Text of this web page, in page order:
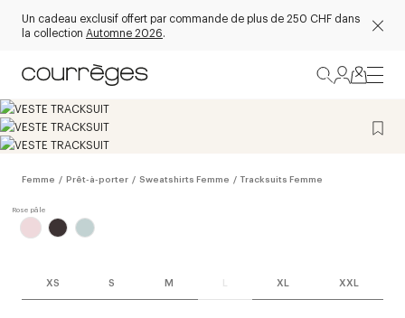
Un cadeau exclusif offert par commande de plus de 250 CHF dans
la collection Automne 2026.
Femme / Prêt-à-porter / Sweatshirts Femme / Tracksuits Femme
XS S M L XL XXL